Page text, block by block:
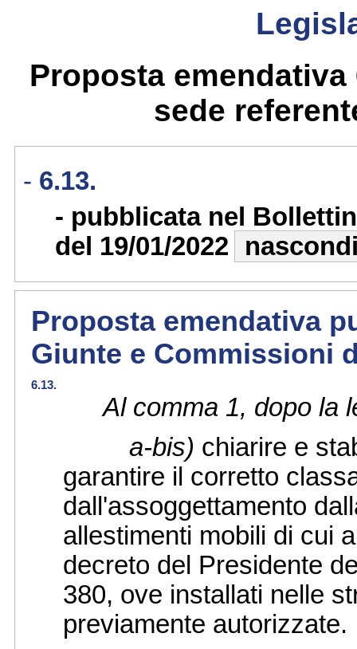
Proposta
sede
6.13.
pubblicata nel
del 19/01/2022
Proposta emendativa
Giunte e Commissioni
6.13.
Al comma 1, dopo la
a-bis) chiarire e
garantire il corretto
dall'assoggettamento
allestimenti mobili di cui
decreto del Presidente
380, ove installati nelle
previamente autorizzate.